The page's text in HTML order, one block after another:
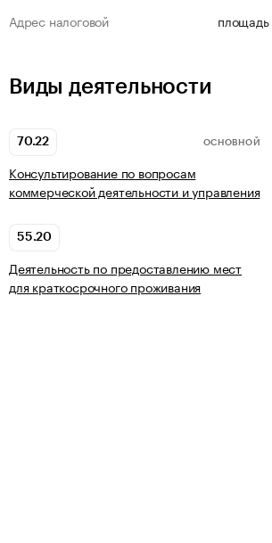
Адрес налоговой
площадь
Виды деятельности
70.22 ОСНОВНОЙ
Консультирование по вопросам
коммерческой деятельности и управления
55.20
Деятельность по предоставлению мест
для краткосрочного проживания